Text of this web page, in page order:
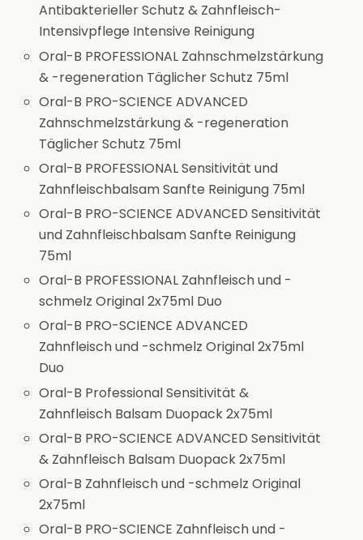
Antibakterieller Schutz & Zahnfleisch-
Intensivpflege Intensive Reinigung
Oral-B PROFESSIONAL Zahnschmelzstärkung
& -regeneration Täglicher Schutz 75ml
Oral-B PRO-SCIENCE ADVANCED
Zahnschmelzstärkung & -regeneration
Täglicher Schutz 75ml
Oral-B PROFESSIONAL Sensitivität und
Zahnfleischbalsam Sanfte Reinigung 75ml
Oral-B PRO-SCIENCE ADVANCED Sensitivität
und Zahnfleischbalsam Sanfte Reinigung
75ml
Oral-B PROFESSIONAL Zahnfleisch und -
schmelz Original 2x75ml Duo
Oral-B PRO-SCIENCE ADVANCED
Zahnfleisch und -schmelz Original 2x75ml
Duo
Oral-B Professional Sensitivität &
Zahnfleisch Balsam Duopack 2x75ml
Oral-B PRO-SCIENCE ADVANCED Sensitivität
& Zahnfleisch Balsam Duopack 2x75ml
Oral-B Zahnfleisch und -schmelz Original
2x75ml
Oral-B PRO-SCIENCE Zahnfleisch und -